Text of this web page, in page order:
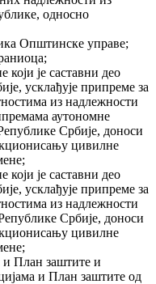
односно
Општинске управе;
је саставни део
усклађује припреме за
из надлежности
аутономне
Србије, доноси
цивилне
је саставни део
усклађује припреме за
из надлежности
Србије, доноси
цивилне
План заштите и
и План заштите од